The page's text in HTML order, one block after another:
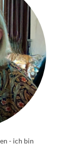
- ich bin